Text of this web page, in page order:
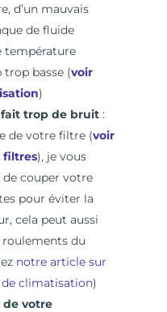
d’un mauvais
de fluide
température
trop basse (voir
)
trop de bruit:
de votre filtre (voir
filtres), je vous
couper votre
pour éviter la
cela peut aussi
roulements du
notre article sur
climatisation)
de votre